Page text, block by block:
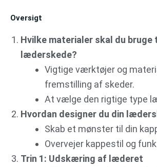
Oversigt
Hvilke materialer skal du bruge
læderskede?
Vigtige værktøjer og
fremstilling af skeder.
At vælge den rigtige type
Hvordan designer du din
Skab et mønster til din
Overvejer kappestil og
Trin 1: Udskæring af læderet